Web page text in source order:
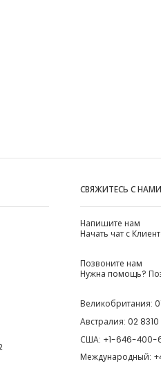
СВЯЖИТЕСЬ С НАМИ
Напишите нам
Начать чат с
Позвоните нам
Нужна помощь?
Великобритания:
Австралия: 02
США: +1-646-400-
Международный: